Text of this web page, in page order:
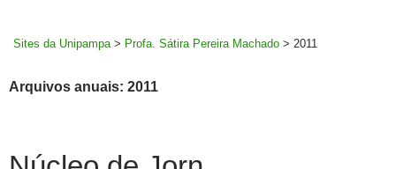
Sites da Unipampa > Profa. Sátira Pereira Machado > 2011
Arquivos anuais: 2011